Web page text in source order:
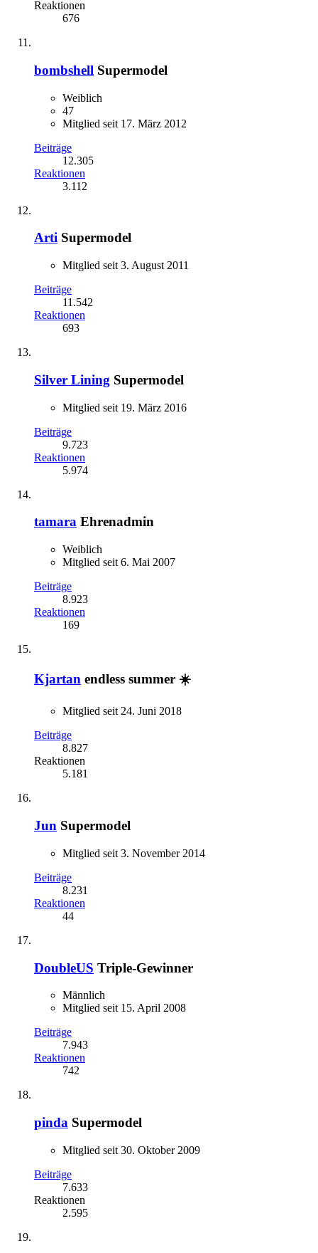
Reaktionen
676
bombshell Supermodel
Weiblich
47
Mitglied seit 17. März 2012
Beiträge
12.305
Reaktionen
3.112
Arti Supermodel
Mitglied seit 3. August 2011
Beiträge
11.542
Reaktionen
693
Silver Lining Supermodel
Mitglied seit 19. März 2016
Beiträge
9.723
Reaktionen
5.974
tamara Ehrenadmin
Weiblich
Mitglied seit 6. Mai 2007
Beiträge
8.923
Reaktionen
169
Kjartan endless summer ☀️
Mitglied seit 24. Juni 2018
Beiträge
8.827
Reaktionen
5.181
Jun Supermodel
Mitglied seit 3. November 2014
Beiträge
8.231
Reaktionen
44
DoubleUS Triple-Gewinner
Männlich
Mitglied seit 15. April 2008
Beiträge
7.943
Reaktionen
742
pinda Supermodel
Mitglied seit 30. Oktober 2009
Beiträge
7.633
Reaktionen
2.595